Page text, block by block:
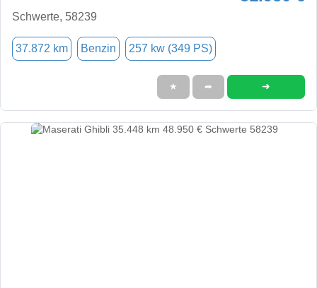
Schwerte, 58239
37.872 km Benzin 257 kw (349 PS)
★ ➦ ➜